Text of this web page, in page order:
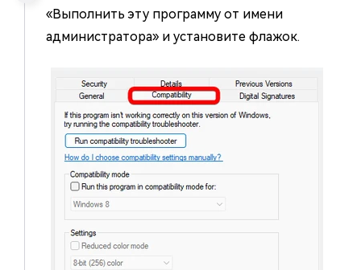
«Выполнить эту программу от имени
администратора» и установите флажок.